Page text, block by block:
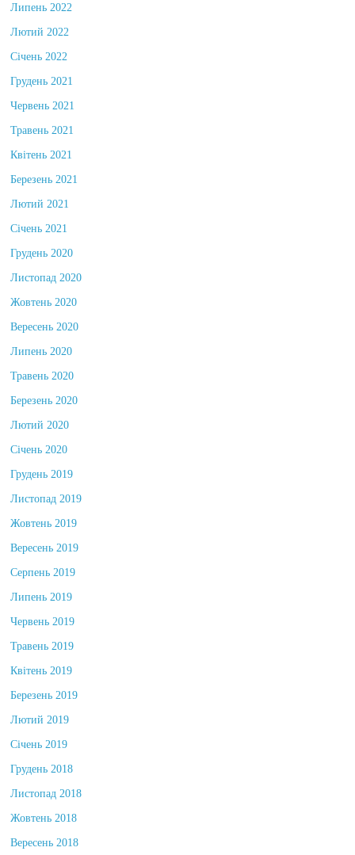
Липень 2022
Лютий 2022
Січень 2022
Грудень 2021
Червень 2021
Травень 2021
Квітень 2021
Березень 2021
Лютий 2021
Січень 2021
Грудень 2020
Листопад 2020
Жовтень 2020
Вересень 2020
Липень 2020
Травень 2020
Березень 2020
Лютий 2020
Січень 2020
Грудень 2019
Листопад 2019
Жовтень 2019
Вересень 2019
Серпень 2019
Липень 2019
Червень 2019
Травень 2019
Квітень 2019
Березень 2019
Лютий 2019
Січень 2019
Грудень 2018
Листопад 2018
Жовтень 2018
Вересень 2018